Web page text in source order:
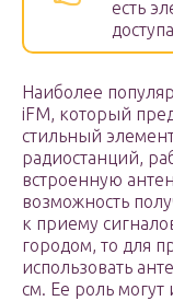
есть
Наиболее
iFM, который
стильный
радиостанций,
встроенную
возможность
к приему
городом, то для
использовать
см. Ее роль